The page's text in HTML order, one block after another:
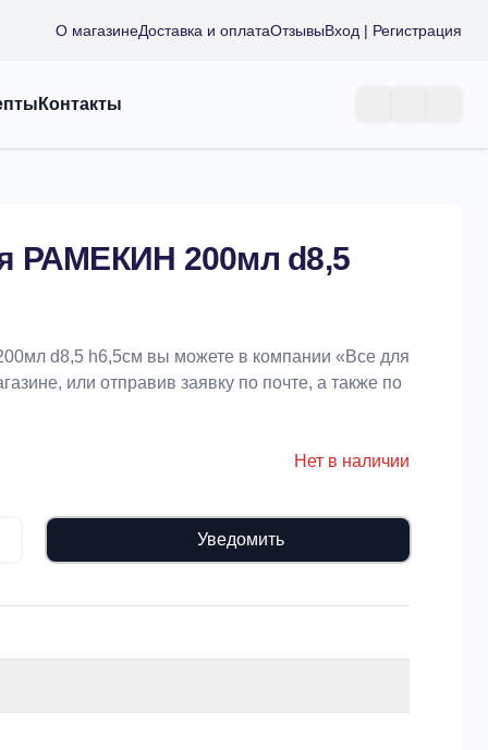
О магазинеДоставка и оплатаОтзывыВход | Регистрация
Контакты
РАМЕКИН 200мл d8,5
d8,5 h6,5см вы можете в компании «Bce для
или отправив заявку по почте, а также по
Нет в наличии
Уведомить